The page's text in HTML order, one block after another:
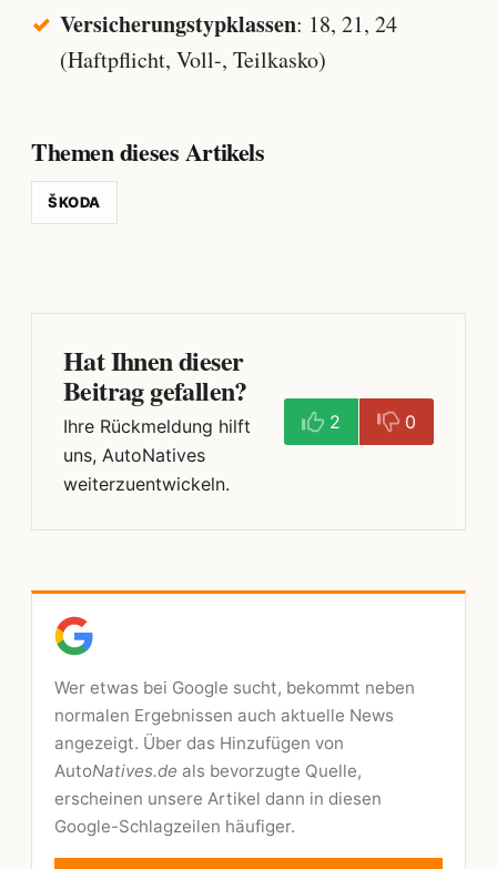
Versicherungstypklassen: 18, 21, 24
(Haftpflicht, Voll-, Teilkasko)
Themen dieses Artikels
ŠKODA
Hat Ihnen dieser
Beitrag gefallen?
Ihre Rückmeldung hilft
uns, AutoNatives
weiterzuentwickeln.
2 0
Wer etwas bei Google sucht, bekommt neben
normalen Ergebnissen auch aktuelle News
angezeigt. Über das Hinzufügen von
AutoNatives.de als bevorzugte Quelle,
erscheinen unsere Artikel dann in diesen
Google-Schlagzeilen häufiger.